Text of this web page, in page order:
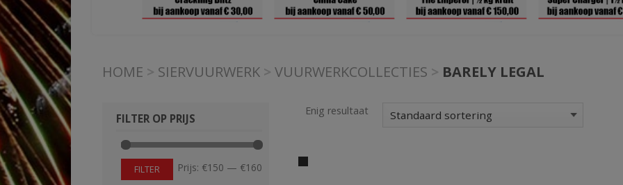
HOME > SIERVUURWERK > VUURWERKCOLLECTIES > BARELY LEGAL
Enig resultaat
FILTER OP PRIJS
Min.
prijs
Max.
prijsFILTER Prijs: €150 — €160